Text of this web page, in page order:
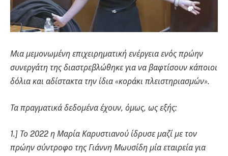
Μια μεμονωμένη επιχειρηματική ενέργεια ενός πρώην
συνεργάτη της διαστρεβλώθηκε για να βαφτίσουν κάποιοι
δόλια και αδίστακτα την ίδια «κοράκι πλειστηριασμών».
Τα πραγματικά δεδομένα έχουν, όμως, ως εξής:
1.] Το 2022 η Μαρία Καρυστιανού ίδρυσε μαζί με τον
πρώην σύντροφο της Γιάννη Μωυσίδη μία εταιρεία για